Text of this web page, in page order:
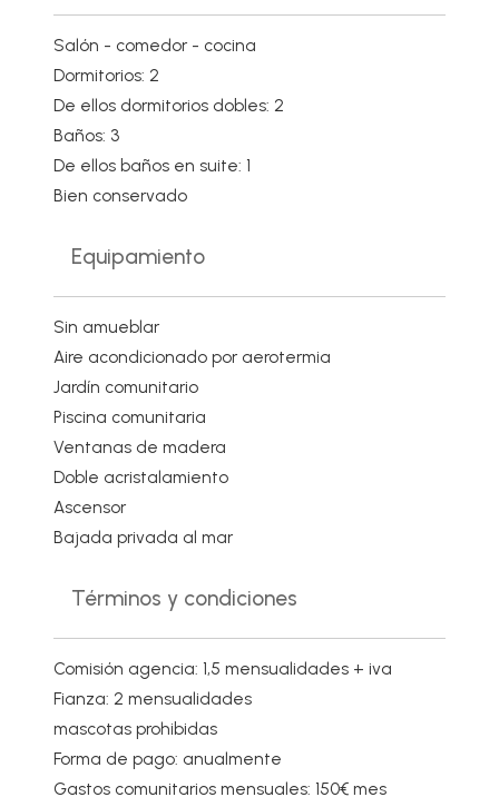
Salón - comedor - cocina
Dormitorios: 2
De ellos dormitorios dobles: 2
Baños: 3
De ellos baños en suite: 1
Bien conservado
Equipamiento
Sin amueblar
Aire acondicionado por aerotermia
Jardín comunitario
Piscina comunitaria
Ventanas de madera
Doble acristalamiento
Ascensor
Bajada privada al mar
Términos y condiciones
Comisión agencia: 1,5 mensualidades + iva
Fianza: 2 mensualidades
mascotas prohibidas
Forma de pago: anualmente
Gastos comunitarios mensuales: 150€ mes